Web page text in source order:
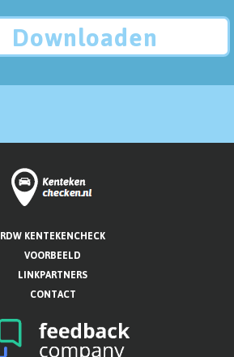
Downloaden
RDW KENTEKENCHECK
VOORBEELD
LINKPARTNERS
CONTACT